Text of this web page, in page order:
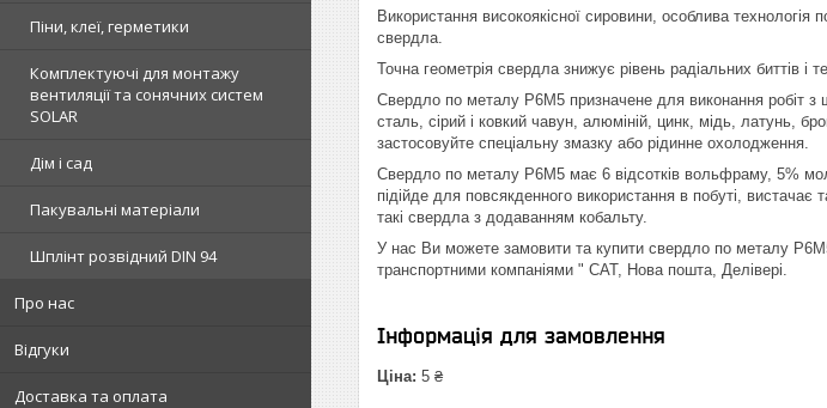
Піни, клеї, герметики
Комплектуючі для монтажу
вентиляції та сонячних систем
SOLAR
Дім і сад
Пакувальні матеріали
Шплінт розвідний DIN 94
Про нас
Відгуки
Доставка та оплата
Використання високоякісної сировини, особлива технологія
свердла.
Точна геометрія свердла знижує рівень радіальних биттів
Свердло по металу Р6М5 призначене для виконання робіт з
сталь, сірий і ковкий чавун, алюміній, цинк, мідь, латунь,
застосовуйте спеціальну змазку або рідинне охолодження.
Свердло по металу Р6М5 має 6 відсотків вольфраму, 5%
підійде для повсякденного використання в побуті,
такі свердла з додаванням кобальту.
У нас Ви можете замовити та купити свердло по металу
транспортними компаніями " САТ, Нова пошта, Делівері.
Інформація для замовлення
Ціна: 5 ₴